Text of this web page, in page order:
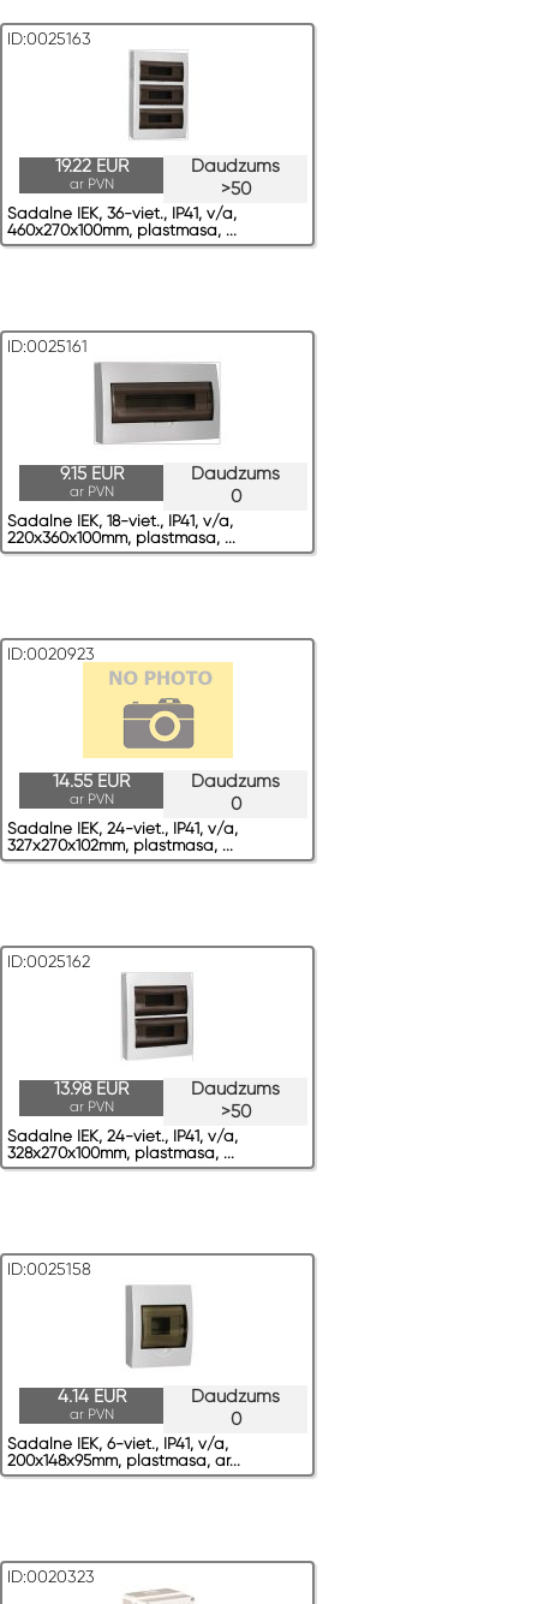
ID:0025163
Daudzums
>50
19.22 EUR
ar PVN
Sadalne IEK, 36-viet., IP41, v/a,
460x270x100mm, plastmasa, ...
ID:0025161
Daudzums
0
9.15 EUR
ar PVN
Sadalne IEK, 18-viet., IP41, v/a,
220x360x100mm, plastmasa, ...
ID:0020923
Daudzums
0
14.55 EUR
ar PVN
Sadalne IEK, 24-viet., IP41, v/a,
327x270x102mm, plastmasa, ...
ID:0025162
Daudzums
>50
13.98 EUR
ar PVN
Sadalne IEK, 24-viet., IP41, v/a,
328x270x100mm, plastmasa, ...
ID:0025158
Daudzums
0
4.14 EUR
ar PVN
Sadalne IEK, 6-viet., IP41, v/a,
200x148x95mm, plastmasa, ar...
ID:0020323